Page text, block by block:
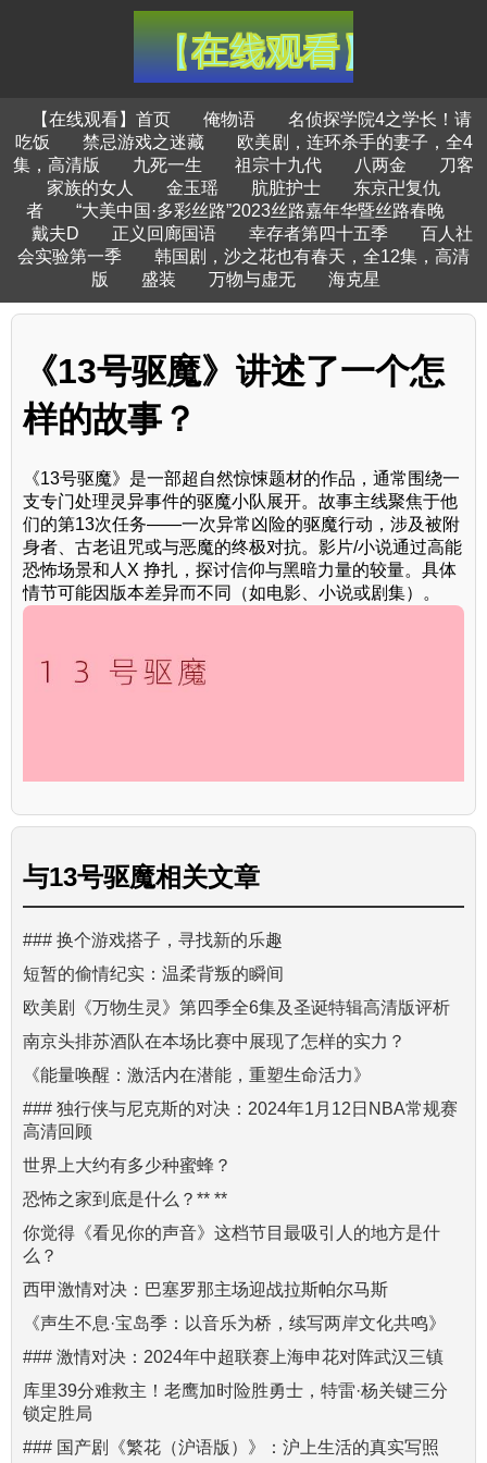
【在线观看】首页 俺物语
名侦探学院4之学长！请
吃饭
禁忌游戏之迷藏
欧美剧，连环杀手的妻子，全4
集，高清版
九死一生 祖宗十九代 八两金
刀客
家族的女人
金玉瑶 肮脏护士
东京卍复仇
者
“大美中国·多彩丝路”2023丝路嘉年华暨丝路春晚
戴夫D
正义回廊国语 幸存者第四十五季
百人社
会实验第一季
韩国剧，沙之花也有春天，全12集，高清
版
盛装 万物与虚无 海克星
《13号驱魔》讲述了一个怎
样的故事？
《13号驱魔》是一部超自然惊悚题材的作品，通常围绕一
支专门处理灵异事件的驱魔小队展开。故事主线聚焦于他
们的第13次任务——一次异常凶险的驱魔行动，涉及被附
身者、古老诅咒或与恶魔的终极对抗。影片/小说通过高能
恐怖场景和人X 挣扎，探讨信仰与黑暗力量的较量。具体
情节可能因版本差异而不同（如电影、小说或剧集）。
与13号驱魔相关文章
### 换个游戏搭子，寻找新的乐趣
短暂的偷情纪实：温柔背叛的瞬间
欧美剧《万物生灵》第四季全6集及圣诞特辑高清版评析
南京头排苏酒队在本场比赛中展现了怎样的实力？
《能量唤醒：激活内在潜能，重塑生命活力》
### 独行侠与尼克斯的对决：2024年1月12日NBA常规赛
高清回顾
世界上大约有多少种蜜蜂？
恐怖之家到底是什么？** **
你觉得《看见你的声音》这档节目最吸引人的地方是什
么？
西甲激情对决：巴塞罗那主场迎战拉斯帕尔马斯
《声生不息·宝岛季：以音乐为桥，续写两岸文化共鸣》
### 激情对决：2024年中超联赛上海申花对阵武汉三镇
库里39分难救主！老鹰加时险胜勇士，特雷·杨关键三分
锁定胜局
### 国产剧《繁花（沪语版）》：沪上生活的真实写照